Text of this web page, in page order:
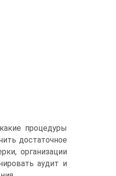
процедуры
достаточное
организации
аудит и